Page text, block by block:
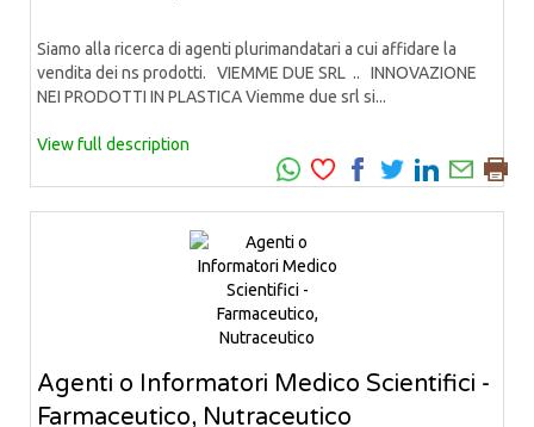
Siamo alla ricerca di agenti plurimandatari a cui affidare la
vendita dei ns prodotti. VIEMME DUE SRL .. INNOVAZIONE
NEI PRODOTTI IN PLASTICA Viemme due srl si...
View full description
Agenti o Informatori Medico Scientifici -
Farmaceutico, Nutraceutico